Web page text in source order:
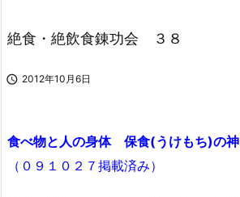
絶食・絶飲食錬功会 ３８
 2012年10月6日
食べ物と人の身体 保食(うけもち)の神
（０９１０２７掲載済み）